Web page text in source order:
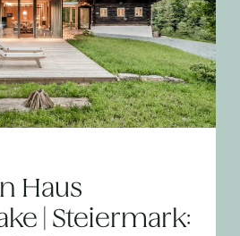
Haus
| Steiermark: